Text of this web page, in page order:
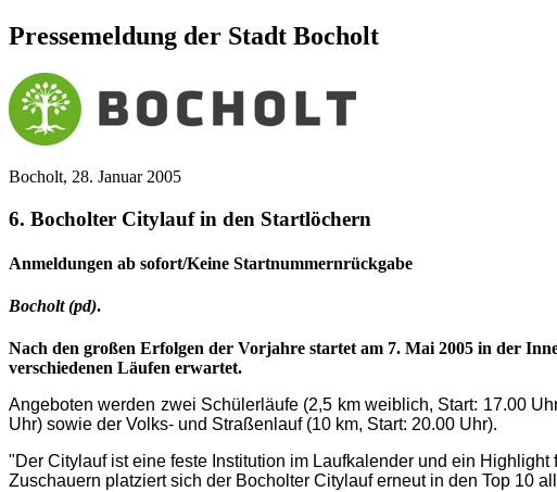
Pressemeldung der Stadt Bocholt
Bocholt, 28. Januar 2005
6. Bocholter Citylauf in den Startlöchern
Anmeldungen ab sofort/Keine Startnummernrückgabe
Bocholt (pd).
Nach den großen Erfolgen der Vorjahre startet am 7. Mai 2005 in der
verschiedenen Läufen erwartet.
Angeboten werden zwei Schülerläufe (2,5 km weiblich, Start: 17.00
Uhr) sowie der Volks- und Straßenlauf (10 km, Start: 20.00 Uhr).
"Der Citylauf ist eine feste Institution im Laufkalender und ein
Zuschauern platziert sich der Bocholter Citylauf erneut in den Top 10